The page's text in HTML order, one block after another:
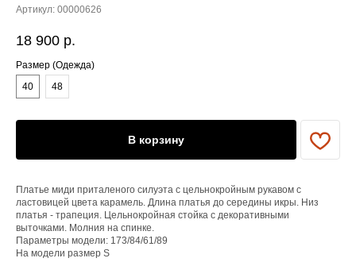
Артикул: 00000626
18 900 р.
Размер (Одежда)
40
48
В корзину
Платье миди приталеного силуэта с цельнокройным рукавом с
ластовицей цвета карамель. Длина платья до середины икры. Низ
платья - трапеция. Цельнокройная стойка с декоративными
выточками. Молния на спинке.
Параметры модели: 173/84/61/89
На модели размер S
YAME
ПОКУПАТЕЛЯМ
Служба поддержки
Договор оферты